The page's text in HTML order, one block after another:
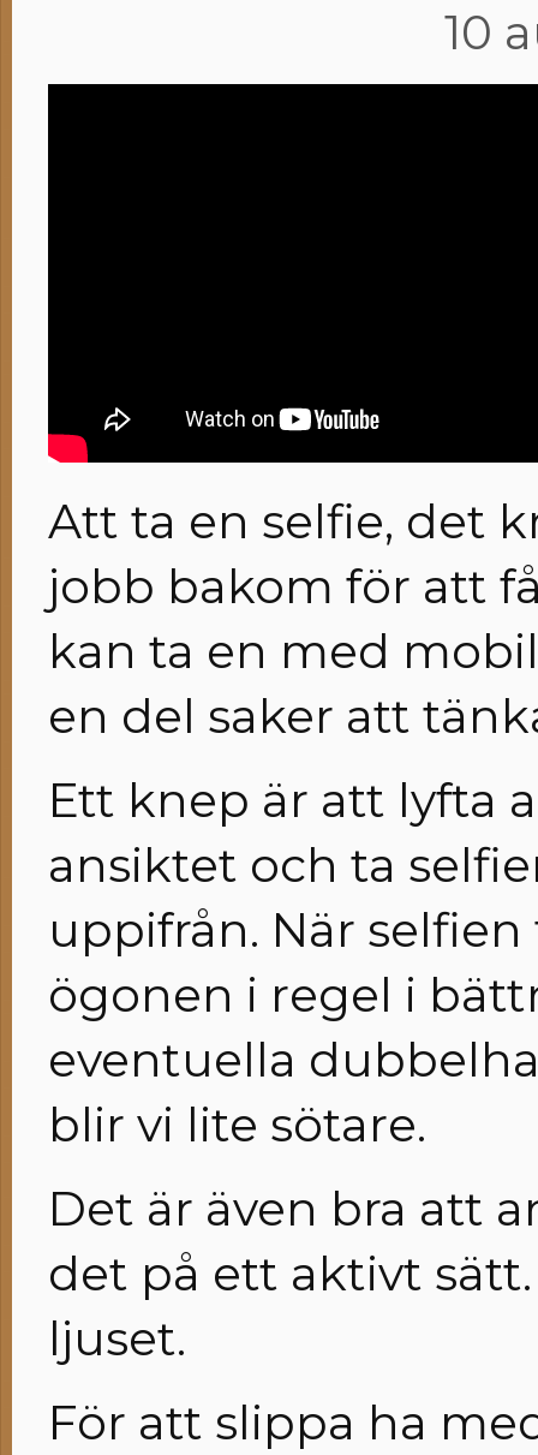
10
Att ta en selfie, det
jobb bakom för att
kan ta en med
en del saker att
Ett knep är att lyfta
ansiktet och ta
uppifrån. När
ögonen i regel i
eventuella
blir vi lite sötare.
Det är även bra att
det på ett aktivt
ljuset.
För att slippa ha